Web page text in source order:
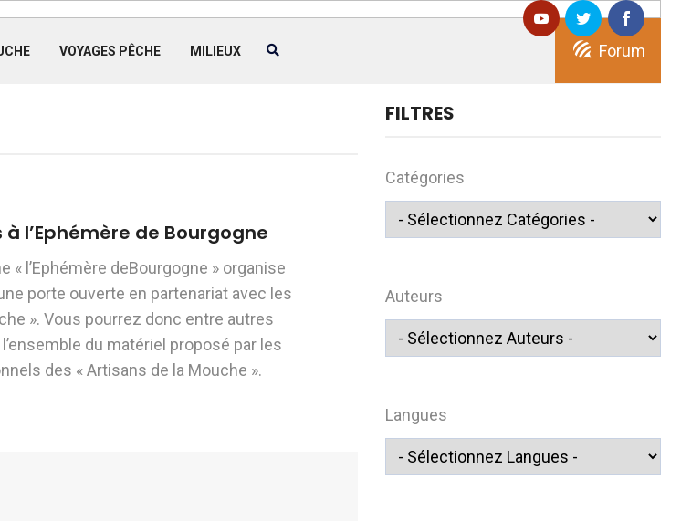
VOYAGES PÊCHE MILIEUX Forum
l’Ephémère de Bourgogne
« l’Ephémère deBourgogne » organise
porte ouverte en partenariat avec les
». Vous pourrez donc entre autres
du matériel proposé par les
des « Artisans de la Mouche ».
FILTRES
Catégories
Auteurs
Langues